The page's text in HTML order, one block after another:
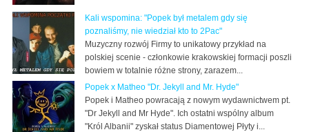
Kali wspomina: "Popek był metalem gdy się
poznaliśmy, nie wiedział kto to 2Pac"
Muzyczny rozwój Firmy to unikatowy przykład na
polskiej scenie - członkowie krakowskiej formacji poszli
bowiem w totalnie różne strony, zarazem...
Popek x Matheo "Dr. Jekyll and Mr. Hyde"
Popek i Matheo powracają z nowym wydawnictwem pt.
"Dr Jekyll and Mr Hyde". Ich ostatni wspólny album
"Król Albanii" zyskał status Diamentowej Płyty i...